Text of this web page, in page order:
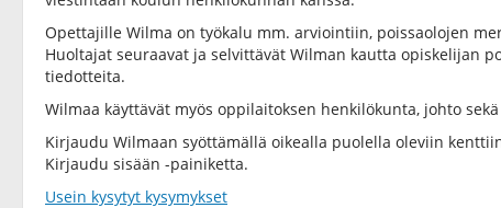
Opettajille Wilma on työkalu mm. arviointiin, poissaolojen
Huoltajat seuraavat ja selvittävät Wilman kautta opiskelijan
tiedotteita.
Wilmaa käyttävät myös oppilaitoksen henkilökunta, johto
Kirjaudu Wilmaan syöttämällä oikealla puolella oleviin
Kirjaudu sisään -painiketta.
Usein kysytyt kysymykset